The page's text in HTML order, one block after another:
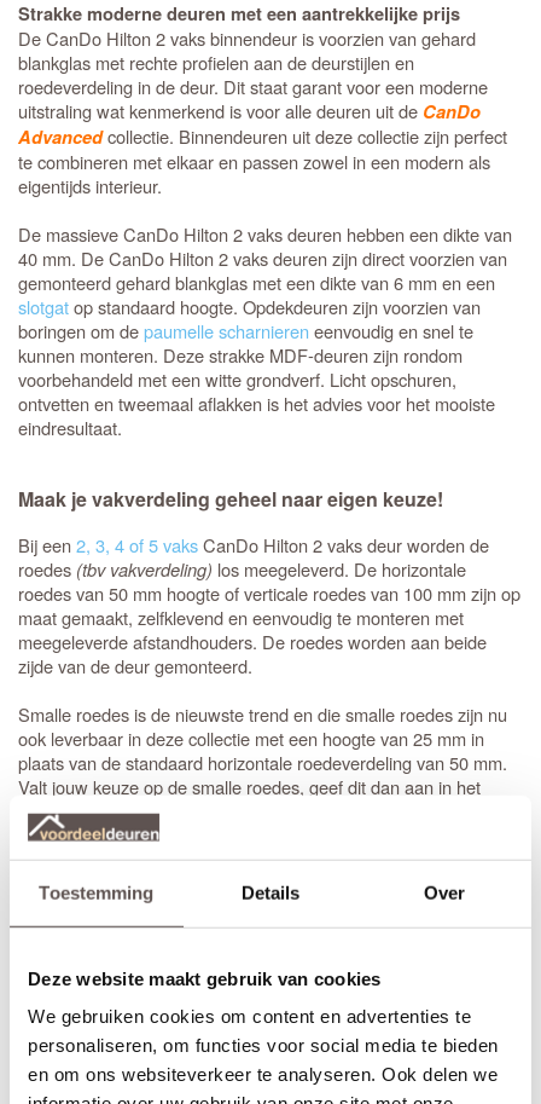
Toestemming Details Over
Deze website maakt gebruik van cookies
We gebruiken cookies om content en advertenties te
personaliseren, om functies voor social media te bieden
en om ons websiteverkeer te analyseren. Ook delen we
Strakke moderne deuren met een aantrekkelijke prijs
De CanDo Hilton 2 vaks binnendeur is voorzien van gehard
blankglas met rechte profielen aan de deurstijlen en
roedeverdeling in de deur. Dit staat garant voor een moderne
uitstraling wat kenmerkend is voor alle deuren uit de CanDo
Advancedcollectie. Binnendeuren uit deze collectie zijn perfect
te combineren met elkaar en passen zowel in een modern als
eigentijds interieur.
De massieve CanDo Hilton 2 vaks deuren hebben een dikte van
40 mm. De CanDo Hilton 2 vaks deuren zijn direct voorzien van
gemonteerd gehard blankglas met een dikte van 6 mm en een
slotgatop standaard hoogte. Opdekdeuren zijn voorzien van
boringen om depaumelle scharnieren eenvoudig en snel te
kunnen monteren. Deze strakke MDF-deuren zijn rondom
voorbehandeld met een witte grondverf. Licht opschuren,
ontvetten en tweemaal aflakken is het advies voor het mooiste
eindresultaat.
Maak je vakverdeling geheel naar eigen keuze!
Bij een2, 3, 4 of 5 vaksCanDo Hilton 2 vaks deur worden de
roedes (tbv vakverdeling) los meegeleverd. De horizontale
roedes van 50 mm hoogte of verticale roedes van 100 mm zijn op
maat gemaakt, zelfklevend en eenvoudig te monteren met
meegeleverde afstandhouders. De roedes worden aan beide
zijde van de deur gemonteerd.
Smalle roedes is de nieuwste trend en die smalle roedes zijn nu
ook leverbaar in deze collectie met een hoogte van 25 mm in
plaats van de standaard horizontale roedeverdeling van 50 mm.
Valt jouw keuze op de smalle roedes, geef dit dan aan in het
vakje "opmerkingen" tijdens de bestelprocedure. De prijs is
identiek.
Liever een matglas deur met identieke uitstraling, dan is de
CanDo Chelseade juiste keuze. Een dichte deur met identieke
uitstraling is deCanDo Wellingtonpaneeldeur. Bij het bestellen
Bestel je een opdekdeur is het wel belangrijk dat je de juiste
draairichting aangeeft.
Zelf passend maken of op maat bestellen
Stompe CanDo Hilton 2 vaks deuren zijn aan beide deurstijlen,